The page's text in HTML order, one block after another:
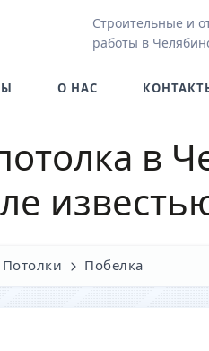
Строительные и
работы в
О НАС
в
Потолки Побелка